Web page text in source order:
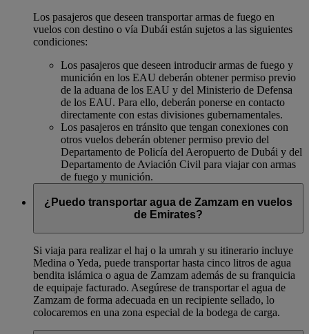
Los pasajeros que deseen transportar armas de fuego en
vuelos con destino o vía Dubái están sujetos a las siguientes
condiciones:
Los pasajeros que deseen introducir armas de fuego y
munición en los EAU deberán obtener permiso previo
de la aduana de los EAU y del Ministerio de Defensa
de los EAU. Para ello, deberán ponerse en contacto
directamente con estas divisiones gubernamentales.
Los pasajeros en tránsito que tengan conexiones con
otros vuelos deberán obtener permiso previo del
Departamento de Policía del Aeropuerto de Dubái y del
Departamento de Aviación Civil para viajar con armas
de fuego y munición.
¿Puedo transportar agua de Zamzam en vuelos
de Emirates?
Si viaja para realizar el haj o la umrah y su itinerario incluye
Medina o Yeda, puede transportar hasta cinco litros de agua
bendita islámica o agua de Zamzam además de su franquicia
de equipaje facturado. Asegúrese de transportar el agua de
Zamzam de forma adecuada en un recipiente sellado, lo
colocaremos en una zona especial de la bodega de carga.